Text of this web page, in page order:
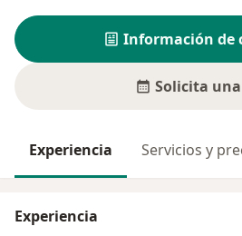
Información de
Solicita
Experiencia Servicios y
Experiencia